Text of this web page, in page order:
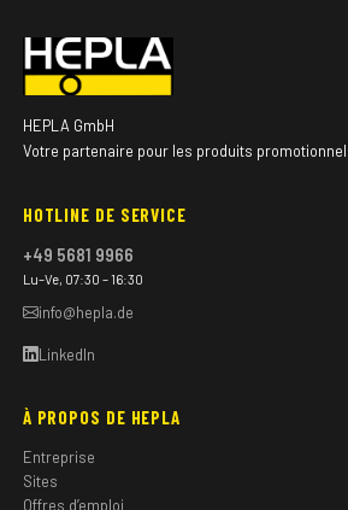
HEPLA GmbH
Votre partenaire pour les produits
HOTLINE DE SERVICE
+49 5681 9966
Lu–Ve, 07:30 – 16:30
info@hepla.de
LinkedIn
À PROPOS DE HEPLA
Entreprise
Sites
Offres d’emploi